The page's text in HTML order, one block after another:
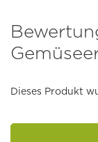
Dieses Produkt